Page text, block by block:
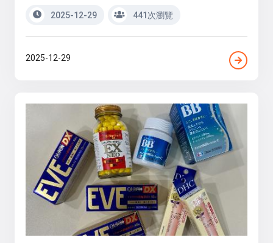
2025-12-29 441次瀏覽
2025-12-29